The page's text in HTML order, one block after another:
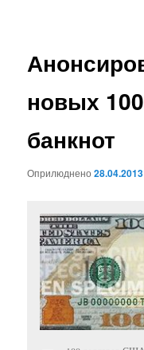
новых
банкнот
Оприлюднено28.04.2013